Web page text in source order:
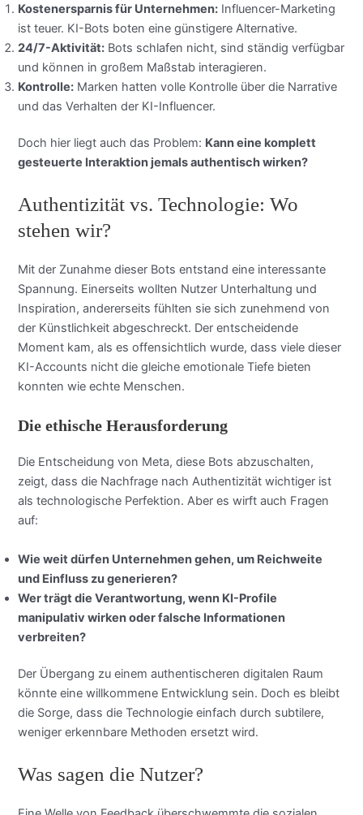
Kostenersparnis für Unternehmen: Influencer-Marketing
ist teuer. KI-Bots boten eine günstigere Alternative.
24/7-Aktivität: Bots schlafen nicht, sind ständig verfügbar
und können in großem Maßstab interagieren.
Kontrolle: Marken hatten volle Kontrolle über die Narrative
und das Verhalten der KI-Influencer.
Doch hier liegt auch das Problem: Kann eine komplett
gesteuerte Interaktion jemals authentisch wirken?
Authentizität vs. Technologie: Wo
stehen wir?
Mit der Zunahme dieser Bots entstand eine interessante
Spannung. Einerseits wollten Nutzer Unterhaltung und
Inspiration, andererseits fühlten sie sich zunehmend von
der Künstlichkeit abgeschreckt. Der entscheidende
Moment kam, als es offensichtlich wurde, dass viele dieser
KI-Accounts nicht die gleiche emotionale Tiefe bieten
konnten wie echte Menschen.
Die ethische Herausforderung
Die Entscheidung von Meta, diese Bots abzuschalten,
zeigt, dass die Nachfrage nach Authentizität wichtiger ist
als technologische Perfektion. Aber es wirft auch Fragen
auf:
Wie weit dürfen Unternehmen gehen, um Reichweite
und Einfluss zu generieren?
Wer trägt die Verantwortung, wenn KI-Profile
manipulativ wirken oder falsche Informationen
verbreiten?
Der Übergang zu einem authentischeren digitalen Raum
könnte eine willkommene Entwicklung sein. Doch es bleibt
die Sorge, dass die Technologie einfach durch subtilere,
weniger erkennbare Methoden ersetzt wird.
Was sagen die Nutzer?